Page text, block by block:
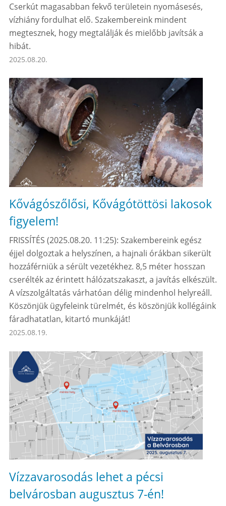
Cserkút magasabban fekvő területein nyomásesés,
vízhiány fordulhat elő. Szakembereink mindent
megtesznek, hogy megtalálják és mielőbb javítsák a
hibát.
2025.08.20.
Kővágószőlősi, Kővágótöttösi lakosok
figyelem!
FRISSÍTÉS (2025.08.20. 11:25): Szakembereink egész
éjjel dolgoztak a helyszínen, a hajnali órákban sikerült
hozzáférniük a sérült vezetékhez. 8,5 méter hosszan
cserélték az érintett hálózatszakaszt, a javítás elkészült.
A vízszolgáltatás várhatóan délig mindenhol helyreáll.
Köszönjük ügyfeleink türelmét, és köszönjük kollégáink
fáradhatatlan, kitartó munkáját!
2025.08.19.
Vízzavarosodás lehet a pécsi
belvárosban augusztus 7-én!